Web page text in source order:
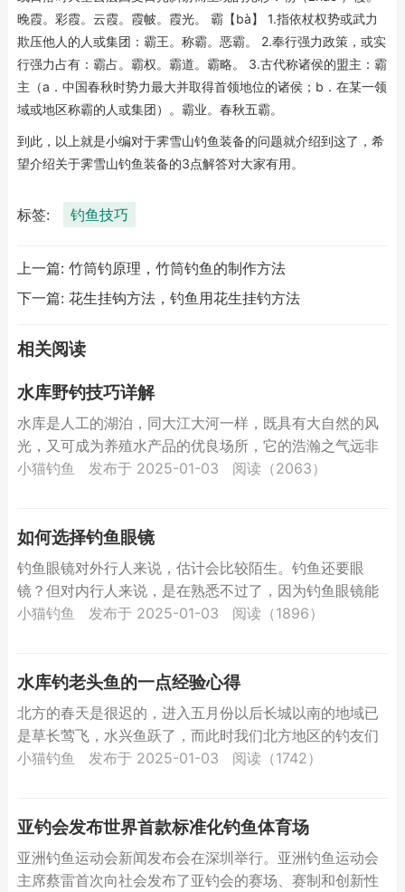
晚霞。彩霞。云霞。霞帔。霞光。 霸【bà】 1.指依杖权势或武力
欺压他人的人或集团：霸王。称霸。恶霸。 2.奉行强力政策，或实
行强力占有：霸占。霸权。霸道。霸略。 3.古代称诸侯的盟主：霸
主（a．中国春秋时势力最大并取得首领地位的诸侯；b．在某一领
域或地区称霸的人或集团）。霸业。春秋五霸。
到此，以上就是小编对于霁雪山钓鱼装备的问题就介绍到这了，希
望介绍关于霁雪山钓鱼装备的3点解答对大家有用。
标签: 钓鱼技巧
上一篇: 竹筒钓原理，竹筒钓鱼的制作方法
下一篇: 花生挂钩方法，钓鱼用花生挂钓方法
相关阅读
水库野钓技巧详解
水库是人工的湖泊，同大江大河一样，既具有大自然的风
光，又可成为养殖水产品的优良场所，它的浩瀚之气远非
塘堰可比，真可尽得自然水域的风趣，又可得多有所获的
小猫钓鱼 发布于 2025-01-03 阅读（2063）
如何选择钓鱼眼镜
钓鱼眼镜对外行人来说，估计会比较陌生。钓鱼还要眼
镜？但对内行人来说，是在熟悉不过了，因为钓鱼眼镜能
帮助钓鱼者更加容易地发现鱼的动向，而且能保护眼睛。
小猫钓鱼 发布于 2025-01-03 阅读（1896）
水库钓老头鱼的一点经验心得
北方的春天是很迟的，进入五月份以后长城以南的地域已
是草长莺飞，水兴鱼跃了，而此时我们北方地区的钓友们
大部分时间只能是望水兴叹，鱼儿不给面子，不愿咬你的
小猫钓鱼 发布于 2025-01-03 阅读（1742）
亚钓会发布世界首款标准化钓鱼体育场
亚洲钓鱼运动会新闻发布会在深圳举行。亚洲钓鱼运动会
主席蔡雷首次向社会发布了亚钓会的赛场、赛制和创新性